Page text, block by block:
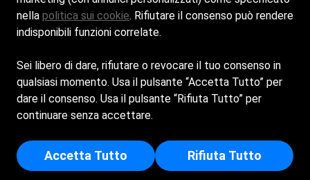
Home La spiaggia Bar e Ristorante Eventi Contatti
BAGNI NILO DI L. VENTURINO E C. S.A.S. - Sede Legale:
Iscritta al registro delle imprese di Savona - p.i/c.f:
01569330093 - Numero REA: SV - 157845
nella politica sui cookie. Rifiutare il consenso può rendere
indisponibili funzioni correlate.
Sei libero di dare, rifiutare o revocare il tuo consenso in
qualsiasi momento. Usa il pulsante “Accetta Tutto” per
dare il consenso. Usa il pulsante “Rifiuta Tutto” per
continuare senza accettare.
Accetta Tutto Rifiuta Tutto